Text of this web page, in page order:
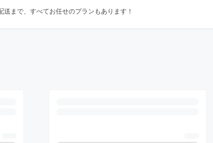
まで、すべてお任せのプランもあります！